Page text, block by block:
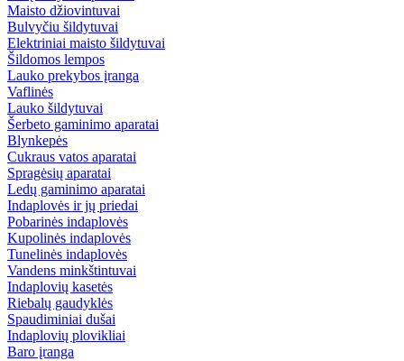
Maisto džiovintuvai
Bulvyčiu šildytuvai
Elektriniai maisto šildytuvai
Šildomos lempos
Lauko prekybos įranga
Vaflinės
Lauko šildytuvai
Šerbeto gaminimo aparatai
Blynkepės
Cukraus vatos aparatai
Spragėsių aparatai
Ledų gaminimo aparatai
Indaplovės ir jų priedai
Pobarinės indaplovės
Kupolinės indaplovės
Tunelinės indaplovės
Vandens minkštintuvai
Indaplovių kasetės
Riebalų gaudyklės
Spaudiminiai dušai
Indaplovių plovikliai
Baro įranga